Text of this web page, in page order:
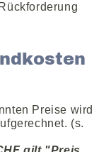
Preise wird
(s.